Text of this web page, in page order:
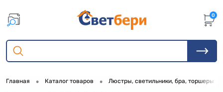
0
Главная • Каталог товаров • Люстры, светильники, бра, торшеры